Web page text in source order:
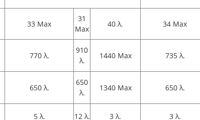
33 Max
31
Max
40 λ. 34 Max
770 λ.
910
λ.
1440 Max 735 λ.
650 λ.
650
λ.
1340 Max 650 λ.
5 λ. 12 λ. 3 λ. 3 λ.